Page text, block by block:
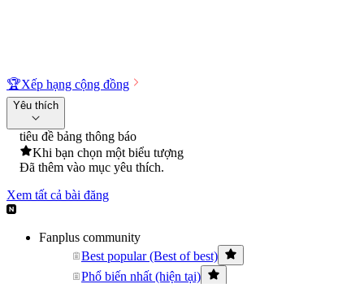
🏆Xếp hạng cộng đồng
Yêu thích
tiêu đề bảng thông báo
Khi bạn chọn một biểu tượng
Đã thêm vào mục yêu thích.
Xem tất cả bài đăng
Fanplus community
Best popular (Best of best)
Phổ biến nhất (hiện tại)